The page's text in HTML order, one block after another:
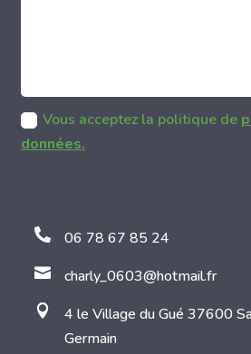
Vous acceptez la politique de
données.
 06 78 67 85 24
 charly_0603@hotmail.fr

4 le Village du Gué 37600
Germain